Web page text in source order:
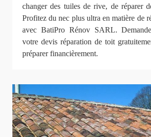
changer des tuiles de rive, de réparer
Profitez du nec plus ultra en matière de
avec BatiPro Rénov SARL.
votre devis réparation de toit
préparer financièrement.